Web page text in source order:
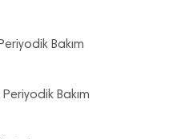
Bakım
Bakım